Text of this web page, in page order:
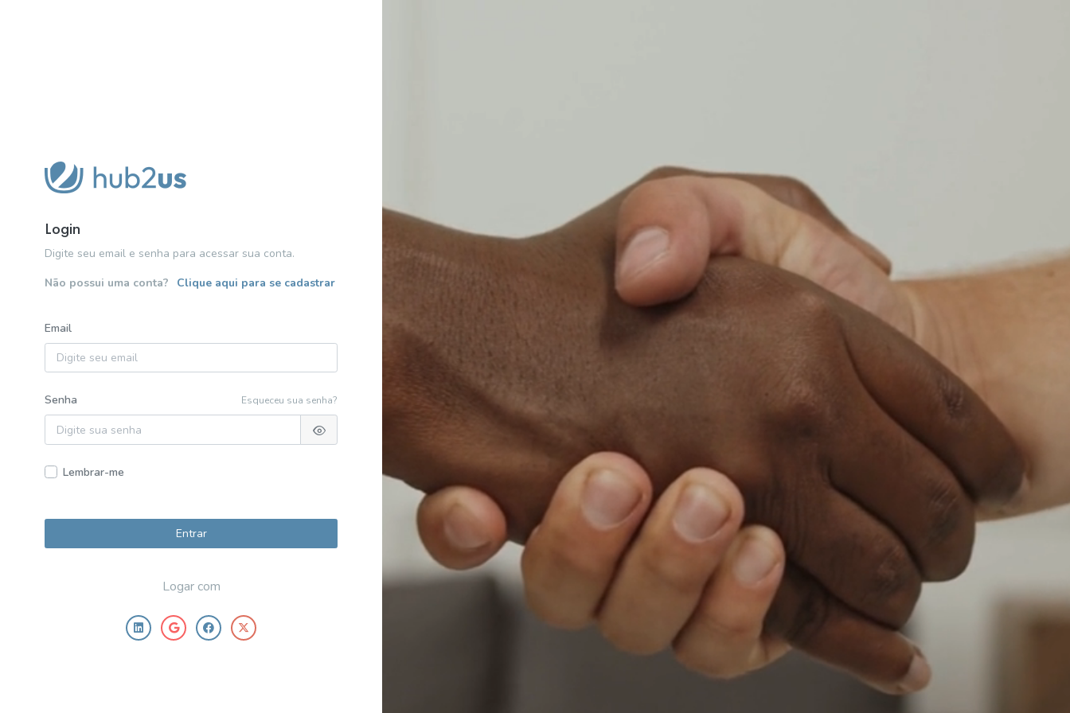
Login
Digite seu email e senha para acessar sua conta.
Não possui uma conta?
Clique aqui para se cadastrar
Email
Esqueceu sua senha?
Senha
Lembrar-me
Entrar
Logar com